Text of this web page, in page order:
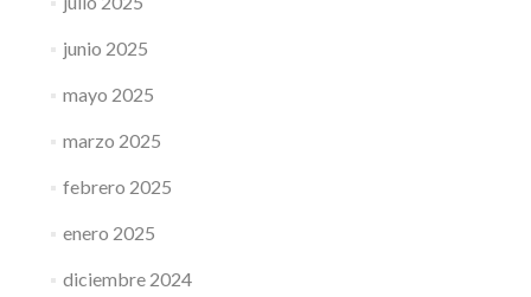
junio 2025
mayo 2025
marzo 2025
febrero 2025
enero 2025
diciembre 2024